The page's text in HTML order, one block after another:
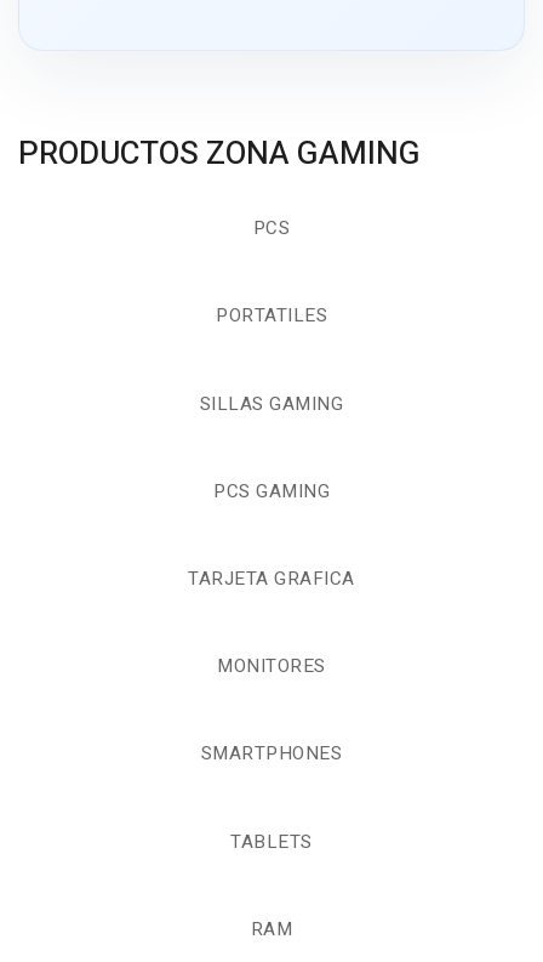
PRODUCTOS ZONA GAMING
PCS
PORTATILES
SILLAS GAMING
PCS GAMING
TARJETA GRAFICA
MONITORES
SMARTPHONES
TABLETS
RAM